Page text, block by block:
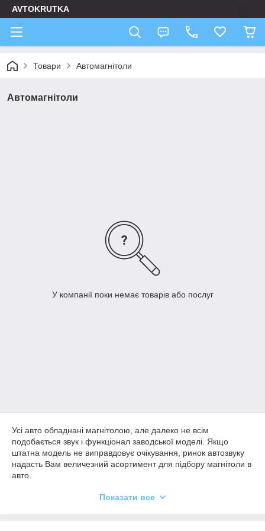
AVTOKRUTKA
Товари Автомагнітоли
Автомагнітоли
У компанії поки немає товарів або послуг
Усі авто обладнані магнітолою, але далеко не всім
подобається звук і функціонал заводської моделі. Якщо
штатна модель не виправдовує очікування, ринок автозвуку
надасть Вам величезний асортимент для підбору магнітоли в
авто.
Як вибрати магнітолу в авто
Показати все